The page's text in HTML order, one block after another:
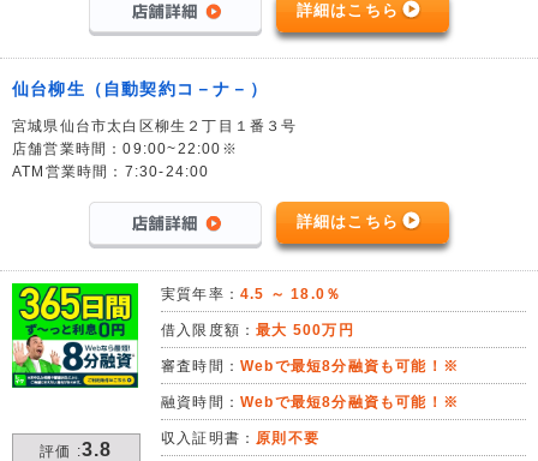
詳細はこちら
仙台柳生（自動契約コ－ナ－）
宮城県仙台市太白区柳生２丁目１番３号
店舗営業時間：09:00~22:00※
ATM営業時間：7:30-24:00
詳細はこちら
評価 :3.8
実質年率： 4.5 ～ 18.0％
借入限度額：最大 500万円
審査時間： Webで最短8分融資も可能！※
融資時間： Webで最短8分融資も可能！※
収入証明書： 原則不要